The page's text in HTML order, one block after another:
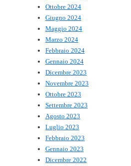
Ottobre 2024
Giugno 2024
Maggio 2024
Marzo 2024
Febbraio 2024
Gennaio 2024
Dicembre 2023
Novembre 2023
Ottobre 2023
Settembre 2023
Agosto 2023
Luglio 2023
Febbraio 2023
Gennaio 2023
Dicembre 2022